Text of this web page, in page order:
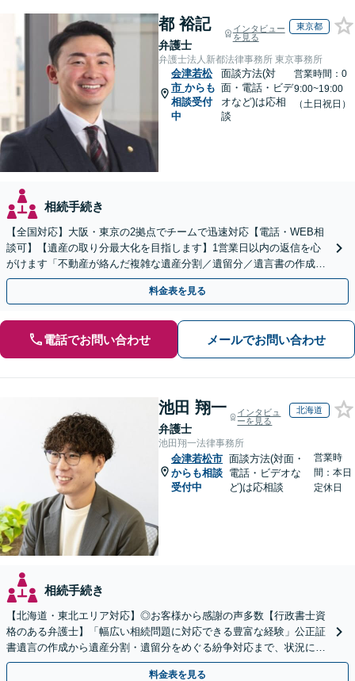
都 裕記
弁護士
インタビュー
を見る
東京都
弁護士法人新都法律事務所 東京事務所
会津若松
市 からも
相談受付
中
面談方法(対
面・電話・ビデ
オなど)は応相
談
営業時間：0
9:00~19:00
（土日祝日）
相続手続き
【全国対応】大阪・東京の2拠点でチームで迅速対応【電話・WEB相
談可】【遺産の取り分最大化を目指します】1営業日以内の返信を心
がけます「不動産が絡んだ複雑な遺産分割／遺留分／遺言書の作成・
執行／事業承継など、お任せください」【休日相談あり】
料金表を見る
電話でお問い合わせ メールでお問い合わせ
池田 翔一
弁護士
インタビュ
ーを見る
北海道
池田翔一法律事務所
会津若松市
からも相談
受付中
面談方法(対面・
電話・ビデオな
ど)は応相談
営業時
間：本日
定休日
相続手続き
【北海道・東北エリア対応】◎お客様から感謝の声多数【行政書士資
格のある弁護士】「幅広い相続問題に対応できる豊富な経験」公正証
書遺言の作成から遺産分割・遺留分をめぐる紛争対応まで、状況に応
じた最適な方法をご提案します【夜間相談可】
料金表を見る